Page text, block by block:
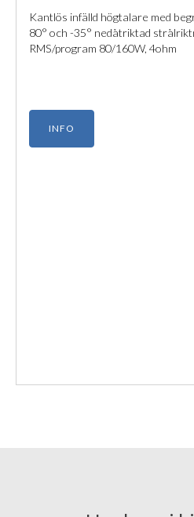
Kantlös infälld högtalare med
80° och -35° nedåtriktad
RMS/program 80/160W, 4ohm
INFO